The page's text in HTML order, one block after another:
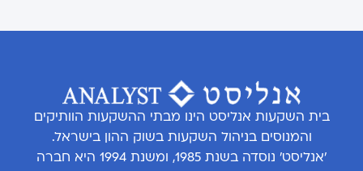
בית השקעות אנליסט הינו מבתי ההשקעות הוותיקים
והמנוסים בניהול השקעות בשוק ההון בישראל.
'אנליסט' נוסדה בשנת 1985, ומשנת 1994 היא חברה